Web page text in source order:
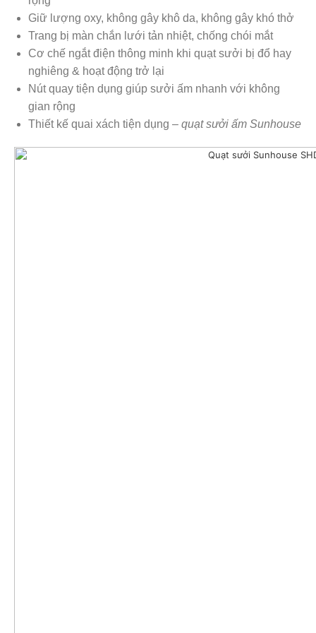
Giữ lượng oxy, không gây khô da, không gây khó thở
Trang bị màn chắn lưới tản nhiệt, chống chói mắt
Cơ chế ngắt điện thông minh khi quạt sưởi bị đổ hay
nghiêng & hoạt động trở lại
Nút quay tiện dụng giúp sưởi ấm nhanh với không
gian rộng
Thiết kế quai xách tiện dụng – quạt sưởi ấm Sunhouse